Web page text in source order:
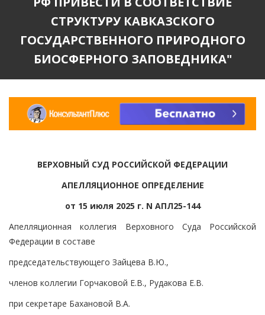
СТРУКТУРУ КАВКАЗСКОГО
ГОСУДАРСТВЕННОГО ПРИРОДНОГО
БИОСФЕРНОГО ЗАПОВЕДНИКА"
ВЕРХОВНЫЙ СУД РОССИЙСКОЙ ФЕДЕРАЦИИ
АПЕЛЛЯЦИОННОЕ ОПРЕДЕЛЕНИЕ
от 15 июля 2025 г. N АПЛ25-144
Апелляционная коллегия Верховного Суда Российской
Федерации в составе
председательствующего Зайцева В.Ю.,
членов коллегии Горчаковой Е.В., Рудакова Е.В.
при секретаре Бахановой В.А.